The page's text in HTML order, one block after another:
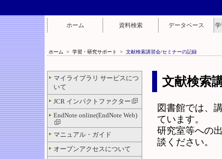
ホーム 資料検索 データベース
ホーム > 学習・研究サポート > 文献検索講習会/セミナーの記録
文献検索
図書館では、
ています。
研究室等への
談ください。
マイライブラリ サービスにつ
いて
JCR インパクトファクター
EndNote online(EndNote Web)
マニュアル・ガイド
オープンアクセスについて